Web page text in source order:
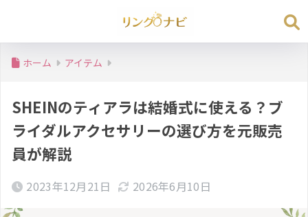
ホーム アイテム
SHEINのティアラは結婚式に使える？ブ
ライダルアクセサリーの選び方を元販売
員が解説
2023年12月21日 2026年6月10日